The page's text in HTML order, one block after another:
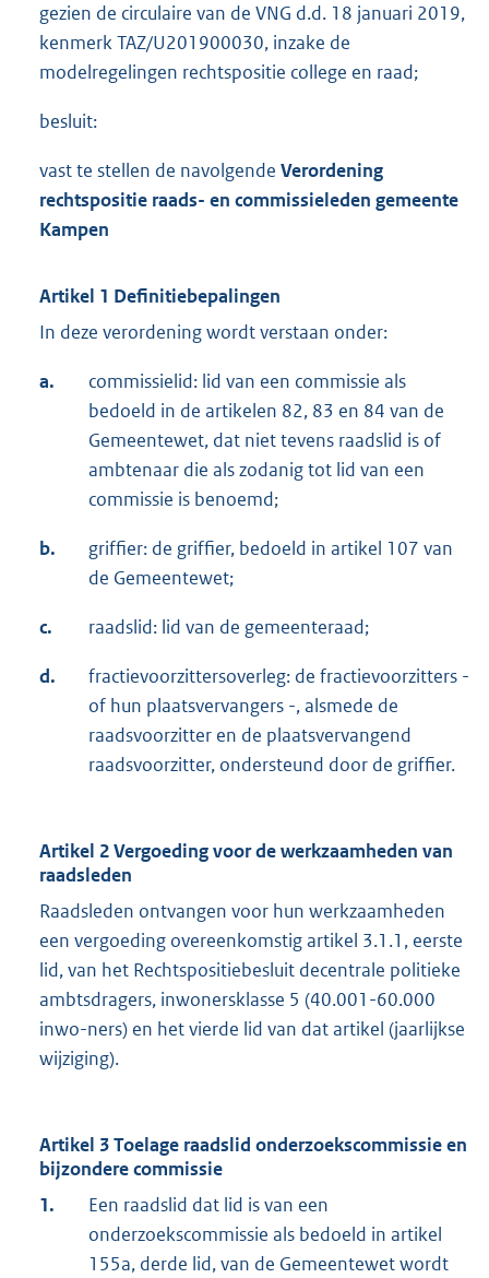
gezien de circulaire van de VNG d.d. 18 januari 2019,
kenmerk TAZ/U201900030, inzake de
modelregelingen rechtspositie college en raad;
besluit:
vast te stellen de navolgende Verordening
rechtspositie raads- en commissieleden gemeente
Kampen
Artikel 1 Definitiebepalingen
In deze verordening wordt verstaan onder:
a.
commissielid: lid van een commissie als
bedoeld in de artikelen 82, 83 en 84 van de
Gemeentewet, dat niet tevens raadslid is of
ambtenaar die als zodanig tot lid van een
commissie is benoemd;
b.
griffier: de griffier, bedoeld in artikel 107 van
de Gemeentewet;
c. raadslid: lid van de gemeenteraad;
d.
fractievoorzittersoverleg: de fractievoorzitters -
of hun plaatsvervangers -, alsmede de
raadsvoorzitter en de plaatsvervangend
raadsvoorzitter, ondersteund door de griffier.
Artikel 2 Vergoeding voor de werkzaamheden van
raadsleden
Raadsleden ontvangen voor hun werkzaamheden
een vergoeding overeenkomstig artikel 3.1.1, eerste
lid, van het Rechtspositiebesluit decentrale politieke
ambtsdragers, inwonersklasse 5 (40.001-60.000
inwo-ners) en het vierde lid van dat artikel (jaarlijkse
wijziging).
Artikel 3 Toelage raadslid onderzoekscommissie en
bijzondere commissie
1.
Een raadslid dat lid is van een
onderzoekscommissie als bedoeld in artikel
155a, derde lid, van de Gemeentewet wordt